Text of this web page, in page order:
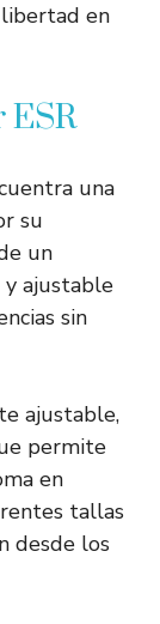
en
ESR
una
su
un
y ajustable
sin
ajustable,
permite
en
tallas
desde los